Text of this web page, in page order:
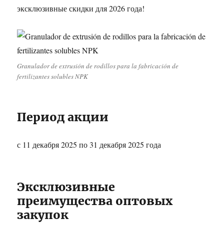
эксклюзивные скидки для 2026 года!
Granulador de extrusión de rodillos para la fabricación de
fertilizantes solubles NPK
Период акции
с 11 декабря 2025 по 31 декабря 2025 года
Эксклюзивные
преимущества оптовых
закупок